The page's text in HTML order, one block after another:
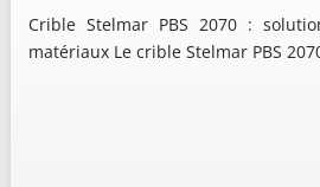
Crible Stelmar PBS 2070 :
matériaux Le crible Stelmar PBS